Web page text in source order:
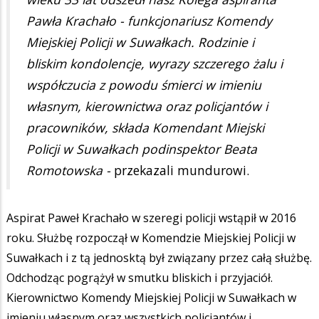
Pawła Krachało - funkcjonariusz Komendy
Miejskiej Policji w Suwałkach. Rodzinie i
bliskim kondolencje, wyrazy szczerego żalu i
współczucia z powodu śmierci w imieniu
własnym, kierownictwa oraz policjantów i
pracowników, składa Komendant Miejski
Policji w Suwałkach podinspektor Beata
Romotowska - przekazali mundurowi.
Aspirat Paweł Krachało w szeregi policji wstąpił w 2016
roku. Służbę rozpoczął w Komendzie Miejskiej Policji w
Suwałkach i z tą jednosktą był związany przez całą służbę.
Odchodząc pogrążył w smutku bliskich i przyjaciół.
Kierownictwo Komendy Miejskiej Policji w Suwałkach w